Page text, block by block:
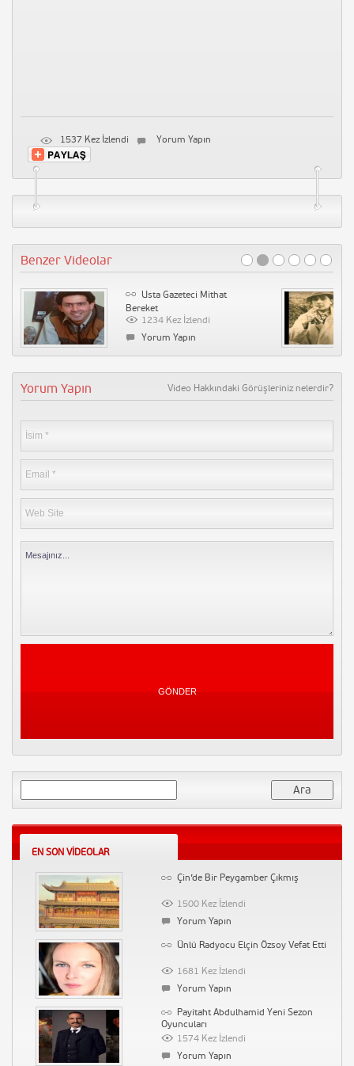
1537 Kez İzlendi Yorum Yapın
Benzer Videolar
Usta Gazeteci Mithat
Bereket
1234 Kez İzlendi
Yorum Yapın
Yorum Yapın Video Hakkındaki Görüşleriniz nelerdir?
EN SON VIDEOLAR
Çin’de Bir Peygamber Çıkmış
1500 Kez İzlendi
Yorum Yapın
Ünlü Radyocu Elçin Özsoy Vefat Etti
1681 Kez İzlendi
Yorum Yapın
Payitaht Abdulhamid Yeni Sezon
Oyuncuları
1574 Kez İzlendi
Yorum Yapın
Yorum Yapın
3972 Kez İzlendi
Samsung Note 3 Tanıtım
1 Yorum
İşler Güçler 41. Bölüm Full Tek
3794 Kez İzlendi
Yorum Yapın
Başçalan Marşı
3718 Kez İzlendi
Tatar Ramazan Dizi Müziği –
Hüzün (Kalp Ağrısı)
153041 Kez İzlendi
Tarihin Arka Odası-17 Mart 2012-
Büyücülük Tarihi
90204 Kez İzlendi